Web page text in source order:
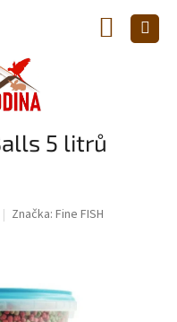
KOŠÍK
5 litrů
Značka: Fine FISH